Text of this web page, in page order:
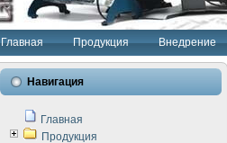
Главная Продукция Внедрение
Навигация
Главная
Продукция